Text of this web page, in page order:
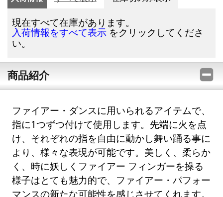
現在すべて在庫があります。
入荷情報をすべて表示 をクリックしてくださ
い。
商品紹介
ファイアー・ダンスに用いられるアイテムで、
指に1つずつ付けて使用します。先端に火を点
け、それぞれの指を自由に動かし舞い踊る事に
より、様々な表現が可能です。美しく、柔らか
く、時に妖しくファイアー フィンガーを操る
様子はとても魅力的で、ファイアー・パフォー
マンスの新たな可能性を感じさせてくれます。